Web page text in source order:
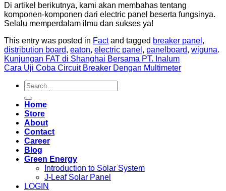
Di artikel berikutnya, kami akan membahas tentang
komponen-komponen dari electric panel beserta fungsinya.
Selalu memperdalam ilmu dan sukses ya!
This entry was posted in Factand tagged breaker panel ,
distribution board, eaton, electric panel , panelboard, wiguna.
Kunjungan FAT di Shanghai Bersama PT. Inalum
Cara Uji Coba Circuit Breaker Dengan Multimeter
Search
for:
Home
Store
About
Contact
Career
Blog
Green Energy
Introduction to Solar System
J-Leaf Solar Panel
LOGIN